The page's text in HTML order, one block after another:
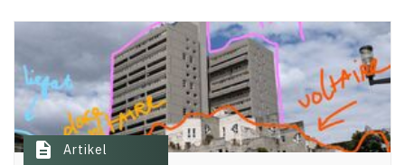
description Artikel